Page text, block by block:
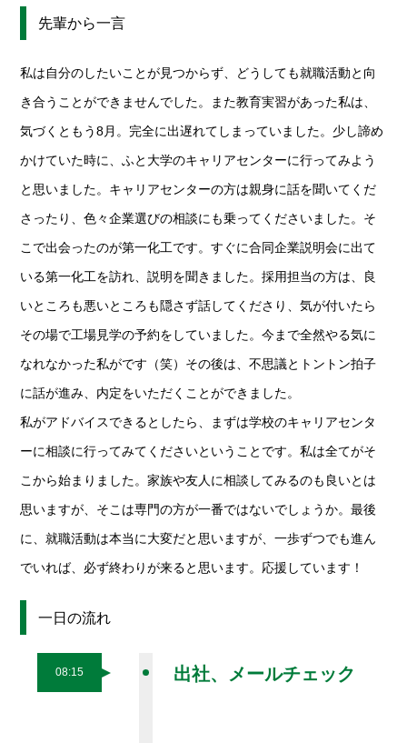
先輩から一言
私は自分のしたいことが見つからず、どうしても就職活動と向
き合うことができませんでした。また教育実習があった私は、
気づくともう8月。完全に出遅れてしまっていました。少し諦め
かけていた時に、ふと大学のキャリアセンターに行ってみよう
と思いました。キャリアセンターの方は親身に話を聞いてくだ
さったり、色々企業選びの相談にも乗ってくださいました。そ
こで出会ったのが第一化工です。すぐに合同企業説明会に出て
いる第一化工を訪れ、説明を聞きました。採用担当の方は、良
いところも悪いところも隠さず話してくださり、気が付いたら
その場で工場見学の予約をしていました。今まで全然やる気に
なれなかった私がです（笑）その後は、不思議とトントン拍子
に話が進み、内定をいただくことができました。
私がアドバイスできるとしたら、まずは学校のキャリアセンタ
ーに相談に行ってみてくださいということです。私は全てがそ
こから始まりました。家族や友人に相談してみるのも良いとは
思いますが、そこは専門の方が一番ではないでしょうか。最後
に、就職活動は本当に大変だと思いますが、一歩ずつでも進ん
でいれば、必ず終わりが来ると思います。応援しています！
一日の流れ
08:15 出社、メールチェック